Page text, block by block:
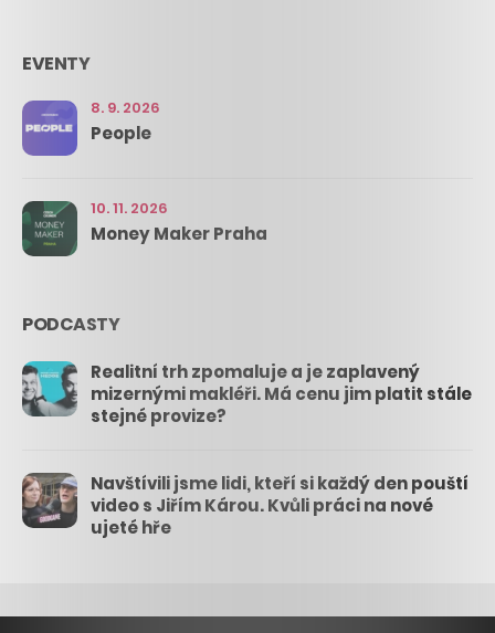
EVENTY
8. 9. 2026
People
10. 11. 2026
Money Maker Praha
PODCASTY
Realitní trh zpomaluje a je zaplavený
mizernými makléři. Má cenu jim platit stále
stejné provize?
Navštívili jsme lidi, kteří si každý den pouští
video s Jiřím Károu. Kvůli práci na nové
ujeté hře